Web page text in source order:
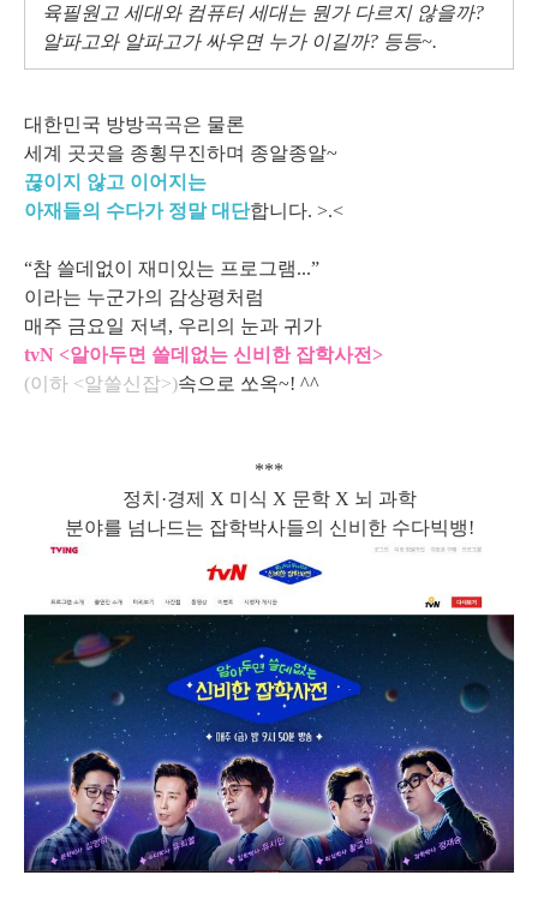
육필원고 세대와 컴퓨터 세대는 뭔가 다르지 않을까?
알파고와 알파고가 싸우면 누가 이길까? 등등~.
대한민국 방방곡곡은 물론
세계 곳곳을 종횡무진하며 종알종알~
끊이지 않고 이어지는
아재들의 수다가 정말 대단합니다. >.<
“참 쓸데없이 재미있는 프로그램...”
이라는 누군가의 감상평처럼
매주 금요일 저녁, 우리의 눈과 귀가
tvN <알아두면 쓸데없는 신비한 잡학사전>
(이하 <알쓸신잡>)속으로 쏘옥~! ^^
***
정치·경제 X 미식 X 문학 X 뇌 과학
분야를 넘나드는 잡학박사들의 신비한 수다빅뱅!